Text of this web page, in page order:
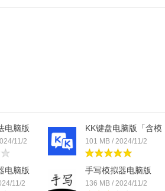
电脑版
11/2
KK键盘电脑版「含模
拟...
101 MB / 2024/11/2
电脑版
11/2
手写模拟器电脑版
「含...
136 MB / 2024/11/2